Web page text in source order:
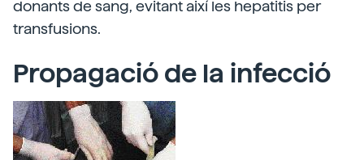
donants de sang, evitant així les hepatitis per
transfusions.
Propagació de la infecció